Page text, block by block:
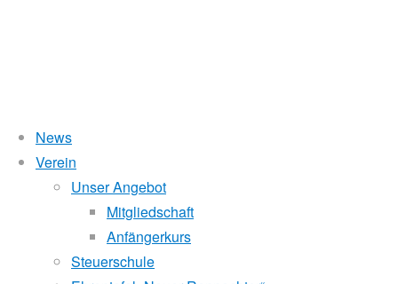
News
Verein
Unser Angebot
Mitgliedschaft
Anfängerkurs
Steuerschule
Ruderwoche
Kärnten
Wasserstand Donau
Liegt der Wasserstand in Korneuburg (KORN)
beim Donauhort nicht gerudert.
Pegelstände (DoRIS)